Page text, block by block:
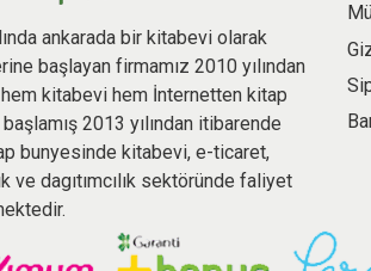
ankarada bir kitabevi olarak
başlayan firmamız 2010 yılından
kitabevi hem İnternetten kitap
başlamış 2013 yılından itibarende
bunyesinde kitabevi, e-ticaret,
ve dagıtımcılık sektöründe faliyet